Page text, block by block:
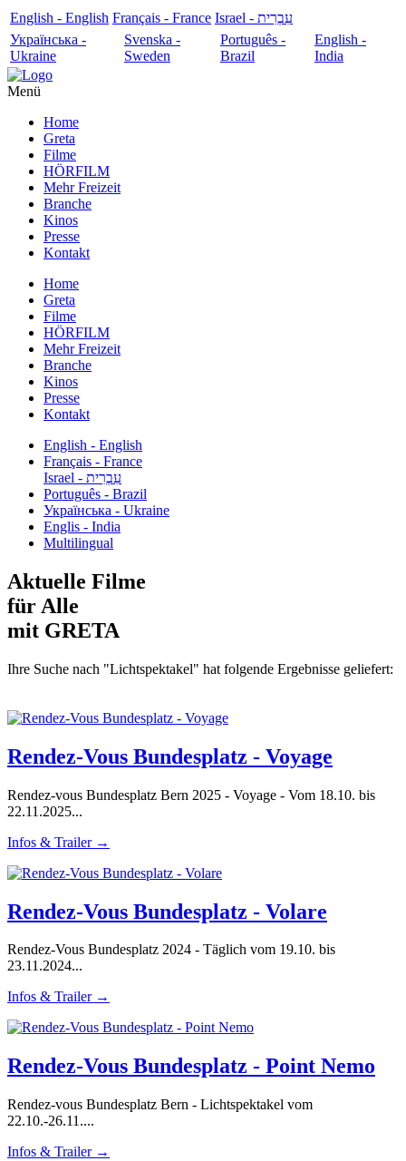
English - English Français - France
עִבְרִית - Israel
Українська -
Ukraine
Svenska -
Sweden
Português -
Brazil
English -
India
Menü
Home
Greta
Filme
HÖRFILM
Mehr Freizeit
Branche
Kinos
Presse
Kontakt
Home
Greta
Filme
HÖRFILM
Mehr Freizeit
Branche
Kinos
Presse
Kontakt
English - English
Français - France
עִבְרִית - Israel
Português - Brazil
Українська - Ukraine
Englis - India
Multilingual
Aktuelle Filme
für Alle
mit GRETA
Ihre Suche nach "Lichtspektakel" hat folgende Ergebnisse geliefert:
Rendez-Vous Bundesplatz - Voyage
Rendez-vous Bundesplatz Bern 2025 - Voyage - Vom 18.10. bis
22.11.2025...
Infos & Trailer →
Rendez-Vous Bundesplatz - Volare
Rendez-Vous Bundesplatz 2024 - Täglich vom 19.10. bis
23.11.2024...
Infos & Trailer →
Rendez-Vous Bundesplatz - Point Nemo
Rendez-vous Bundesplatz Bern - Lichtspektakel vom
22.10.-26.11....
Infos & Trailer →